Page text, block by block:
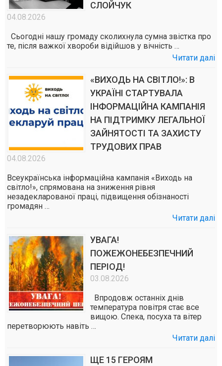
СЛОЙЧУК
04.08.2026
Сьогодні нашу громаду сколихнула сумна звістка про
те, після важкої хвороби відійшов у вічність …
Читати далі
«ВИХОДЬ НА СВІТЛО!»: В
УКРАЇНІ СТАРТУВАЛА
ІНФОРМАЦІЙНА КАМПАНІЯ
НА ПІДТРИМКУ ЛЕГАЛЬНОЇ
ЗАЙНЯТОСТІ ТА ЗАХИСТУ
ТРУДОВИХ ПРАВ
04.08.2026
Всеукраїнська інформаційна кампанія «Виходь на
світло!», спрямована на зниження рівня
незадекларованої праці, підвищення обізнаності
громадян …
Читати далі
УВАГА!
ПОЖЕЖОНЕБЕЗПЕЧНИЙ
ПЕРІОД!
03.08.2026
Впродовж останніх днів
температура повітря стає все
вищою. Спека, посуха та вітер
перетворюють навіть …
Читати далі
ЩЕ 15 ГЕРОЯМ